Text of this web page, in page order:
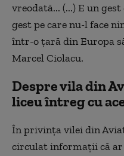
vreodată... (...) E un
gest pe care nu-l face
într-o ţară din Europa
Marcel Ciolacu.
Despre vila din
liceu întreg cu
În privința vilei din
circulat informaţii că